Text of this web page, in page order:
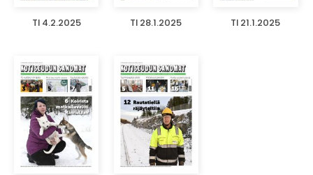
TI 4.2.2025 TI 28.1.2025 TI 21.1.2025